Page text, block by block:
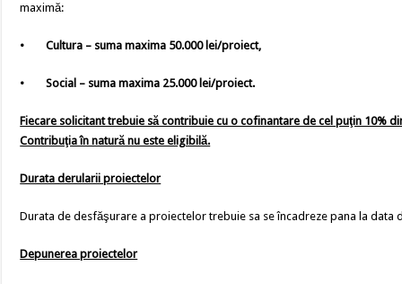
maximă:
• Cultura – suma maxima 50.000 lei/proiect,
• Social – suma maxima 25.000 lei/proiect.
Fiecare solicitant trebuie să contribuie cu o cofinantare de cel puţin 10%
Contribuţia în natură nu este eligibilă.
Durata derularii proiectelor
Durata de desfăşurare a proiectelor trebuie sa se încadreze pana la data
Depunerea proiectelor